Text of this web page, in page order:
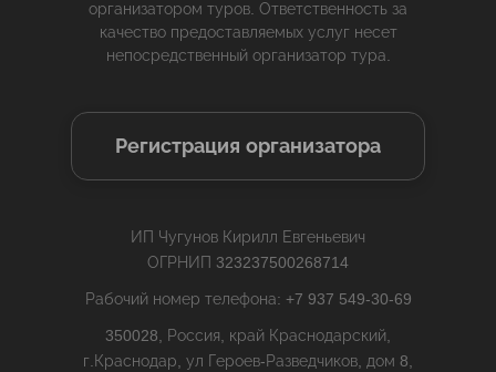
организатором туров. Ответственность за
качество предоставляемых услуг несет
непосредственный организатор тура.
Регистрация организатора
ИП Чугунов Кирилл Евгеньевич
ОГРНИП 323237500268714
Рабочий номер телефона: +7 937 549-30-69
350028, Россия, край Краснодарский,
г.Краснодар, ул Героев-Разведчиков, дом 8,